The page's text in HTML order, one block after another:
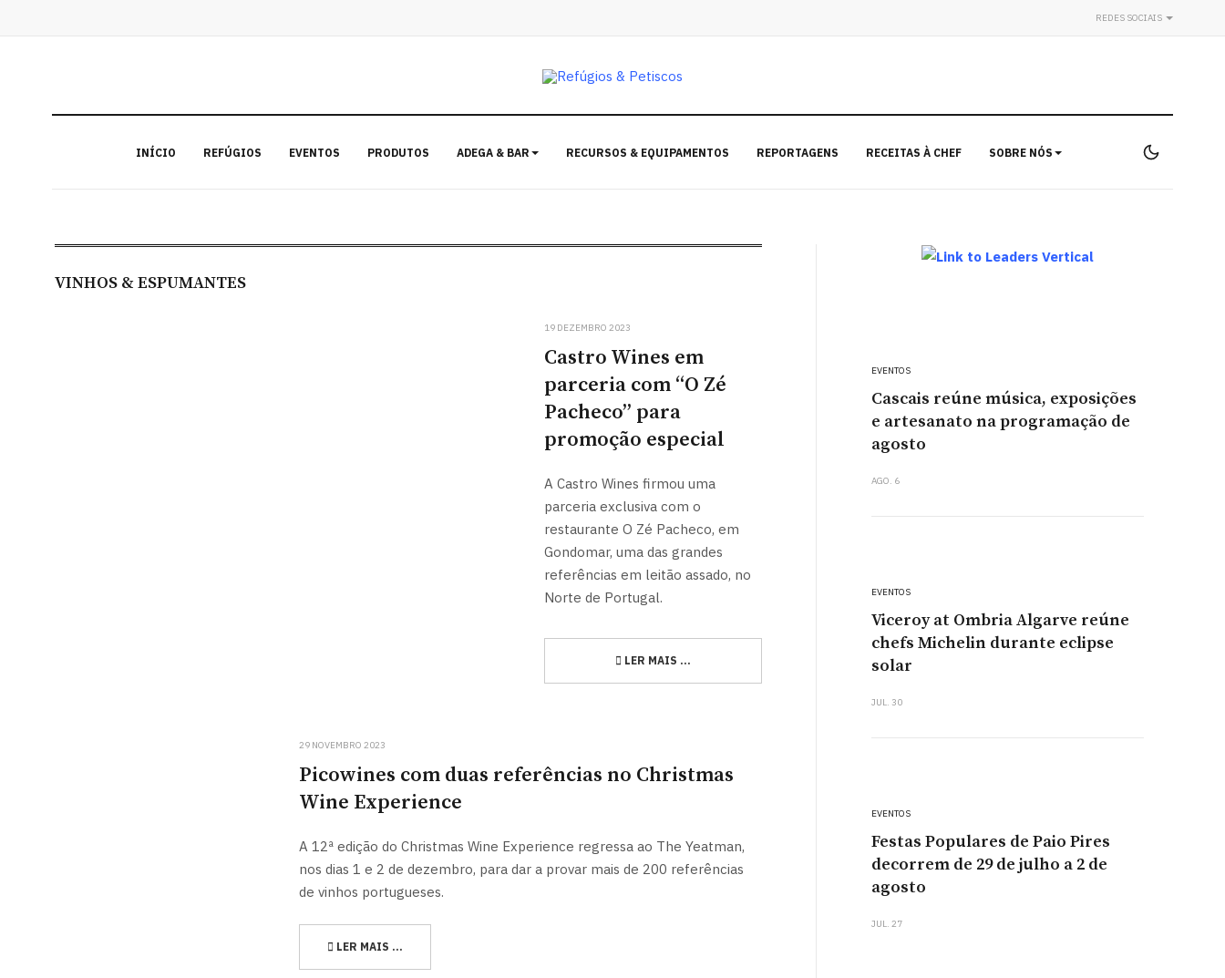
REDES SOCIAIS
INÍCIO REFÚGIOS EVENTOS PRODUTOS ADEGA & BAR RECURSOS & EQUIPAMENTOS REPORTAGENS RECEITAS À CHEF SOBRE NÓS
VINHOS & ESPUMANTES
19 DEZEMBRO 2023
Castro Wines em
parceria com “O Zé
Pacheco” para
promoção especial
A Castro Wines firmou uma
parceria exclusiva com o
restaurante O Zé Pacheco, em
Gondomar, uma das grandes
referências em leitão assado, no
Norte de Portugal.
LER MAIS …
29 NOVEMBRO 2023
Picowines com duas referências no Christmas
Wine Experience
A 12ª edição do Christmas Wine Experience regressa ao The Yeatman,
nos dias 1 e 2 de dezembro, para dar a provar mais de 200 referências
de vinhos portugueses.
LER MAIS …
EVENTOS
Cascais reúne música, exposições
e artesanato na programação de
agosto
AGO. 6
EVENTOS
Viceroy at Ombria Algarve reúne
chefs Michelin durante eclipse
solar
JUL. 30
EVENTOS
Festas Populares de Paio Pires
decorrem de 29 de julho a 2 de
agosto
JUL. 27